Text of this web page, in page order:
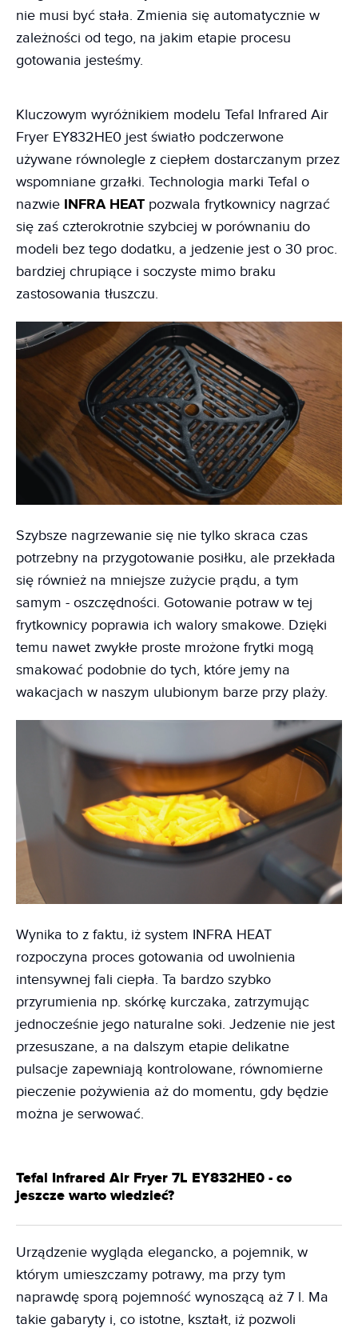
nie musi być stała. Zmienia się automatycznie w
zależności od tego, na jakim etapie procesu
gotowania jesteśmy.
Kluczowym wyróżnikiem modelu Tefal Infrared Air
Fryer EY832HE0 jest światło podczerwone
używane równolegle z ciepłem dostarczanym przez
wspomniane grzałki. Technologia marki Tefal o
nazwie INFRA HEAT pozwala frytkownicy nagrzać
się zaś czterokrotnie szybciej w porównaniu do
modeli bez tego dodatku, a jedzenie jest o 30 proc.
bardziej chrupiące i soczyste mimo braku
zastosowania tłuszczu.
Szybsze nagrzewanie się nie tylko skraca czas
potrzebny na przygotowanie posiłku, ale przekłada
się również na mniejsze zużycie prądu, a tym
samym - oszczędności. Gotowanie potraw w tej
frytkownicy poprawia ich walory smakowe. Dzięki
temu nawet zwykłe proste mrożone frytki mogą
smakować podobnie do tych, które jemy na
wakacjach w naszym ulubionym barze przy plaży.
Wynika to z faktu, iż system INFRA HEAT
rozpoczyna proces gotowania od uwolnienia
intensywnej fali ciepła. Ta bardzo szybko
przyrumienia np. skórkę kurczaka, zatrzymując
jednocześnie jego naturalne soki. Jedzenie nie jest
przesuszane, a na dalszym etapie delikatne
pulsacje zapewniają kontrolowane, równomierne
pieczenie pożywienia aż do momentu, gdy będzie
można je serwować.
Tefal Infrared Air Fryer 7L EY832HE0 - co
jeszcze warto wiedzieć?
Urządzenie wygląda elegancko, a pojemnik, w
którym umieszczamy potrawy, ma przy tym
naprawdę sporą pojemność wynoszącą aż 7 l. Ma
takie gabaryty i, co istotne, kształt, iż pozwoli